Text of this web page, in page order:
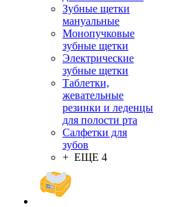
Зубные щетки
мануальные
Монопучковые
зубные щетки
Электрические
зубные щетки
Таблетки,
жевательные
резинки и леденцы
для полости рта
Салфетки для
зубов
+ ЕЩЕ 4